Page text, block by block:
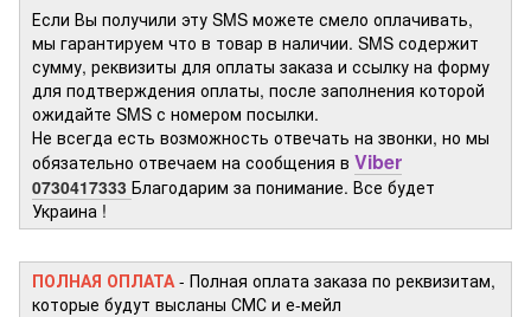
Если Вы получили эту SMS можете смело оплачивать,
мы гарантируем что в товар в наличии. SMS содержит
сумму, реквизиты для оплаты заказа и ссылку на форму
для подтверждения оплаты, после заполнения которой
ожидайте SMS с номером посылки.
Не всегда есть возможность отвечать на звонки, но мы
обязательно отвечаем на сообщения в Viber
0730417333 Благодарим за понимание. Все будет
Украина !
ПОЛНАЯ ОПЛАТА - Полная оплата заказа по реквизитам,
которые будут высланы СМС и е-мейл